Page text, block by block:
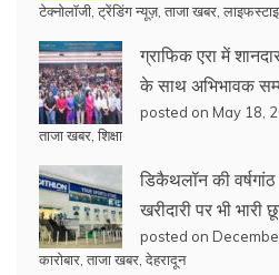
टेक्नोलॉजी ट्रेंडिंग न्यूज़, ताजा खबर
ग्राफिक एरा में
के साथ अभिभावक
posted on May 18,
ताजा खबर शिक्षा
डिकैथलॉन की
खरीदारी पर भी भारी
posted on
कारोबार ताजा खबर देहरादून